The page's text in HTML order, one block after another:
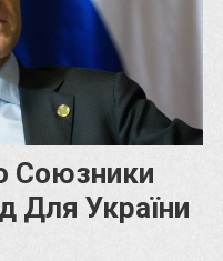
Союзники
Для України